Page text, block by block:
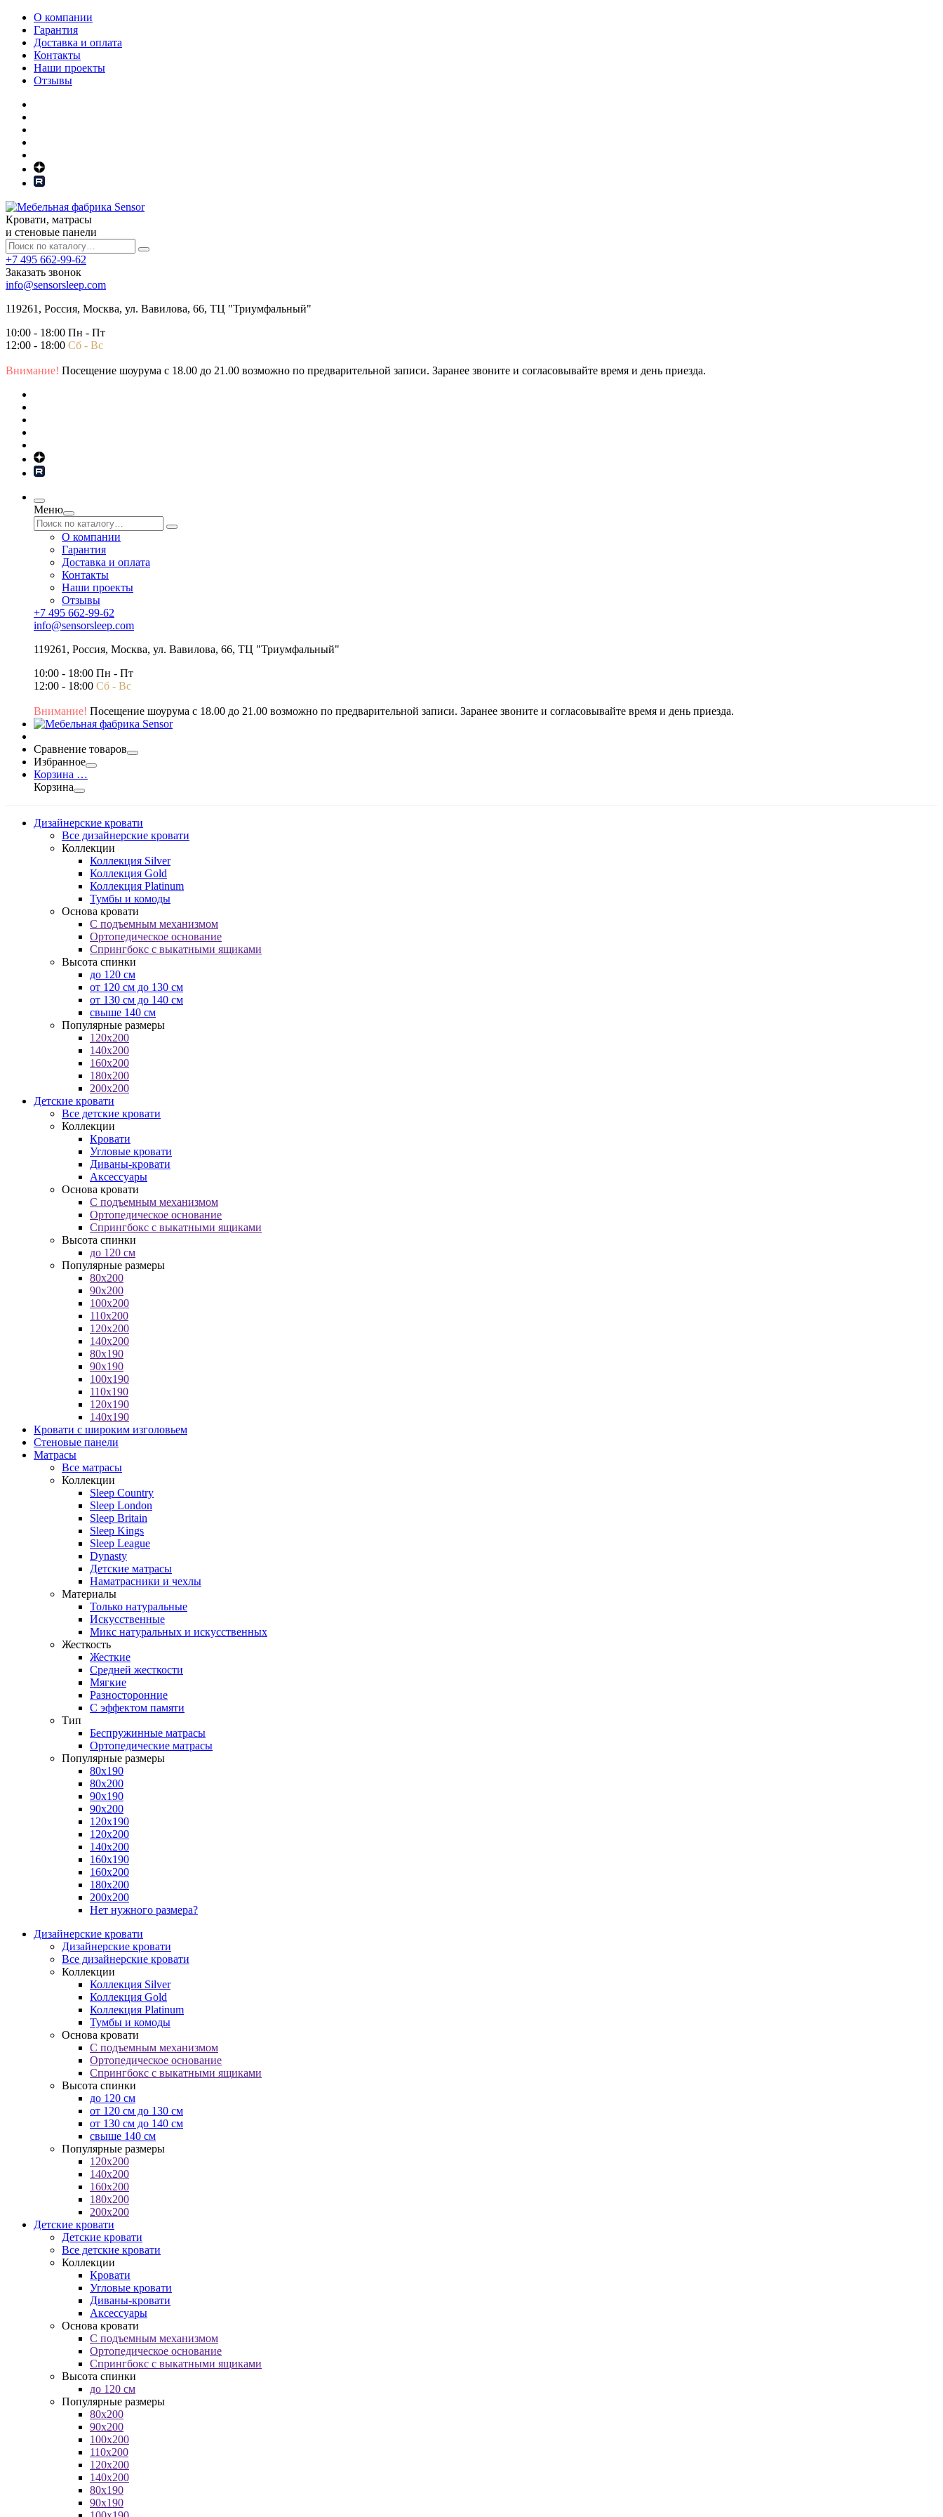
О компании
Гарантия
Доставка и оплата
Контакты
Наши проекты
Отзывы
Кровати, матрасы
и стеновые панели
+7 495 662-99-62
Заказать звонок
info@sensorsleep.com
119261, Россия, Москва, ул. Вавилова, 66, ТЦ "Триумфальный"
10:00 - 18:00 Пн - Пт
12:00 - 18:00 Сб - Вс
Внимание! Посещение шоурума с 18.00 до 21.00 возможно по предварительной записи. Заранее звоните и согласовывайте время и день приезда.
Меню
О компании
Гарантия
Доставка и оплата
Контакты
Наши проекты
Отзывы
+7 495 662-99-62
info@sensorsleep.com
119261, Россия, Москва, ул. Вавилова, 66, ТЦ "Триумфальный"
10:00 - 18:00 Пн - Пт
12:00 - 18:00 Сб - Вс
Внимание! Посещение шоурума с 18.00 до 21.00 возможно по предварительной записи. Заранее звоните и согласовывайте время и день приезда.
Сравнение товаров
Избранное
Корзина …
Корзина
Дизайнерские кровати
Все дизайнерские кровати
Коллекции
Коллекция Silver
Коллекция Gold
Коллекция Platinum
Тумбы и комоды
Основа кровати
С подъемным механизмом
Ортопедическое основание
Спрингбокс с выкатными ящиками
Высота спинки
до 120 см
от 120 см до 130 см
от 130 см до 140 см
свыше 140 см
Популярные размеры
120x200
140x200
160x200
180x200
200x200
Детские кровати
Все детские кровати
Коллекции
Кровати
Угловые кровати
Диваны-кровати
Аксессуары
Основа кровати
С подъемным механизмом
Ортопедическое основание
Спрингбокс с выкатными ящиками
Высота спинки
до 120 см
Популярные размеры
80x200
90x200
100x200
110x200
120x200
140x200
80x190
90x190
100x190
110x190
120x190
140x190
Кровати с широким изголовьем
Стеновые панели
Матрасы
Все матрасы
Коллекции
Sleep Country
Sleep London
Sleep Britain
Sleep Kings
Sleep League
Dynasty
Детские матрасы
Наматрасники и чехлы
Материалы
Только натуральные
Искусственные
Микс натуральных и искусственных
Жесткость
Жесткие
Средней жесткости
Мягкие
Разносторонние
С эффектом памяти
Тип
Беспружинные матрасы
Ортопедические матрасы
Популярные размеры
80х190
80х200
90х190
90х200
120х190
120х200
140х200
160х190
160х200
180х200
200х200
Нет нужного размера?
Дизайнерские кровати
Дизайнерские кровати
Все дизайнерские кровати
Коллекции
Коллекция Silver
Коллекция Gold
Коллекция Platinum
Тумбы и комоды
Основа кровати
С подъемным механизмом
Ортопедическое основание
Спрингбокс с выкатными ящиками
Высота спинки
до 120 см
от 120 см до 130 см
от 130 см до 140 см
свыше 140 см
Популярные размеры
120x200
140x200
160x200
180x200
200x200
Детские кровати
Детские кровати
Все детские кровати
Коллекции
Кровати
Угловые кровати
Диваны-кровати
Аксессуары
Основа кровати
С подъемным механизмом
Ортопедическое основание
Спрингбокс с выкатными ящиками
Высота спинки
до 120 см
Популярные размеры
80x200
90x200
100x200
110x200
120x200
140x200
80x190
90x190